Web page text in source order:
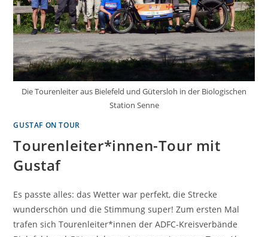
Die Tourenleiter aus Bielefeld und Gütersloh in der Biologischen
Station Senne
GUSTAF ON TOUR
Tourenleiter*innen-Tour mit
Gustaf
Es passte alles: das Wetter war perfekt, die Strecke
wunderschön und die Stimmung super! Zum ersten Mal
trafen sich Tourenleiter*innen der ADFC-Kreisverbände